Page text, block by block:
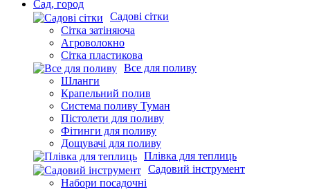
Сіткатримачі
Щітки, фетри
Сітки абразивні
Сад, город
Садові сітки
Сітка затіняюча
Агроволокно
Сітка пластикова
Все для поливу
Шланги
Крапельний полив
Система поливу Туман
Пістолети для поливу
Фітинги для поливу
Дощувачі для поливу